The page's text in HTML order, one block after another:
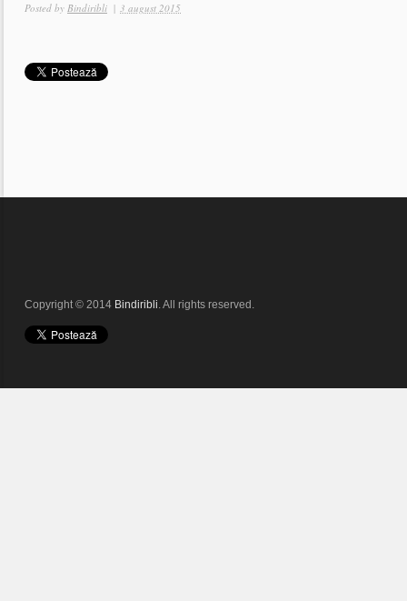
Posted by Bindiribli | 3 august 2015
Copyright © 2014 Bindiribli. All rights reserved.